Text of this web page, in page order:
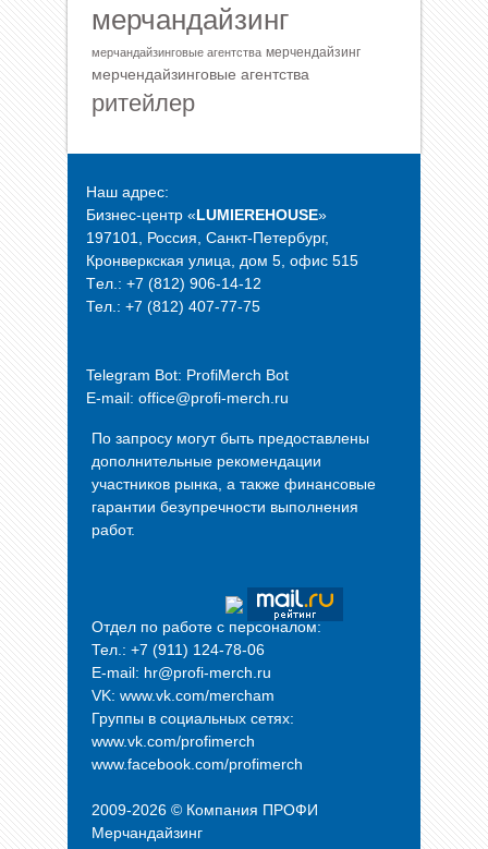
мерчандайзинг
мерчандайзинговые агентства мерчендайзинг
мерчендайзинговые агентства
ритейлер
Наш адрес:
Бизнес-центр «LUMIEREHOUSE»
197101, Россия, Санкт-Петербург,
Кронверкская улица, дом 5, офис 515
Tел.: +7 (812) 906-14-12
Тел.: +7 (812) 407-77-75
Telegram Bot: ProfiMerch Bot
E-mail: office@profi-merch.ru
По запросу могут быть предоставлены
дополнительные рекомендации
участников рынка, а также финансовые
гарантии безупречности выполнения
работ.
Отдел по работе с персоналом:
Тел.: +7 (911) 124-78-06
E-mail: hr@profi-merch.ru
VK: www.vk.com/mercham
Группы в социальных сетях:
www.vk.com/profimerch
www.facebook.com/profimerch
2009-2026 © Компания ПРОФИ
Мерчандайзинг